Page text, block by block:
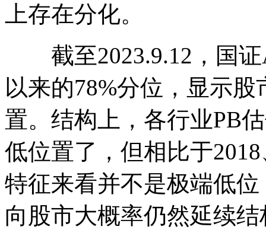
上存在分化。
截至2023.9.12，国证
以来的78%分位，显示
置。结构上，各行业PB
低位置了，但相比于
特征来看并不是极端低
向股市大概率仍然延续